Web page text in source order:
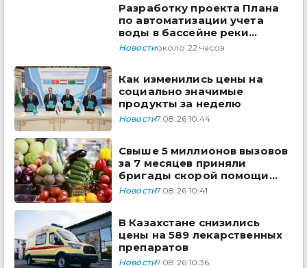
Разработку проекта Плана
по автоматизации учета
воды в бассейне реки
Сырдарья одобрили
Новостиоколо 22 часов
Как изменились цены на
социально значимые
продукты за неделю
Новости7.08.26 10:44
Свыше 5 миллионов вызовов
за 7 месяцев приняли
бригады скорой помощи
Казахстана
Новости7.08.26 10:41
В Казахстане снизились
цены на 589 лекарственных
препаратов
Новости7.08.26 10:36